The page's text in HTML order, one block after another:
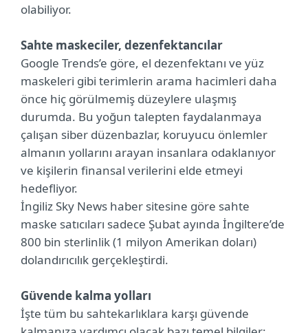
olabiliyor.
Sahte maskeciler, dezenfektancılar
Google Trends’e göre, el dezenfektanı ve yüz
maskeleri gibi terimlerin arama hacimleri daha
önce hiç görülmemiş düzeylere ulaşmış
durumda. Bu yoğun talepten faydalanmaya
çalışan siber düzenbazlar, koruyucu önlemler
almanın yollarını arayan insanlara odaklanıyor
ve kişilerin finansal verilerini elde etmeyi
hedefliyor.
İngiliz Sky News haber sitesine göre sahte
maske satıcıları sadece Şubat ayında İngiltere’de
800 bin sterlinlik (1 milyon Amerikan doları)
dolandırıcılık gerçekleştirdi.
Güvende kalma yolları
İşte tüm bu sahtekarlıklara karşı güvende